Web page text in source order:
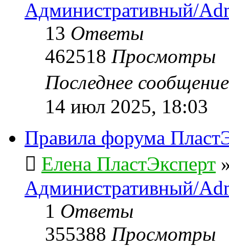
Административный/
13 Ответы
462518 Просмотры
Последнее
14 июл 2025, 18:03
Правила форума
Елена ПластЭксперт
Административный/
1 Ответы
355388 Просмотры